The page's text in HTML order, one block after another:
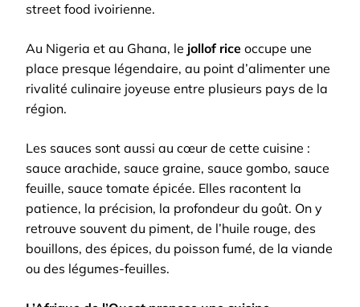
street food ivoirienne.
Au Nigeria et au Ghana, le jollof rice occupe une
place presque légendaire, au point d’alimenter une
rivalité culinaire joyeuse entre plusieurs pays de la
région.
Les sauces sont aussi au cœur de cette cuisine :
sauce arachide, sauce graine, sauce gombo, sauce
feuille, sauce tomate épicée. Elles racontent la
patience, la précision, la profondeur du goût. On y
retrouve souvent du piment, de l’huile rouge, des
bouillons, des épices, du poisson fumé, de la viande
ou des légumes-feuilles.